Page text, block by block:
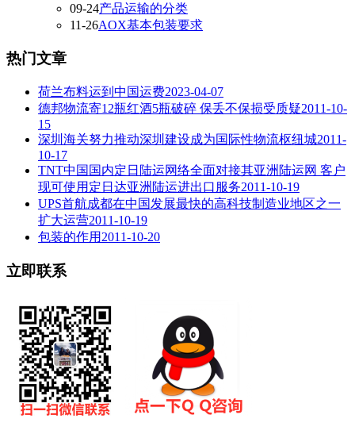
09-24产品运输的分类
11-26AOX基本包装要求
热门文章
荷兰布料运到中国运费2023-04-07
德邦物流寄12瓶红酒5瓶破碎 保丢不保损受质疑2011-10-
15
深圳海关努力推动深圳建设成为国际性物流枢纽城2011-
10-17
TNT中国国内定日陆运网络全面对接其亚洲陆运网 客户
现可使用定日达亚洲陆运进出口服务2011-10-19
UPS首航成都在中国发展最快的高科技制造业地区之一
扩大运营2011-10-19
包装的作用 2011-10-20
立即联系